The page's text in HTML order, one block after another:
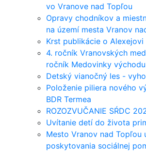
vo Vranove nad Topľou
Opravy chodníkov a
na území mesta Vranov
Krst publikácie o Alexejovi
4. ročník Vranovských
ročník Medovinky
Detský vianočný les -
Položenie piliera nového
BDR Termea
ROZOZVUČANIE SŔDC
Uvítanie detí do života
Mesto Vranov nad Topľou
poskytovania sociálnej